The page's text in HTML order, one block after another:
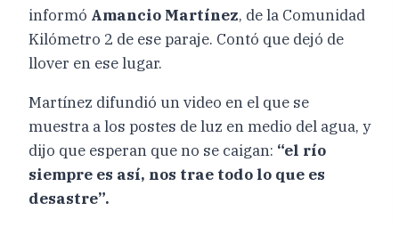
informó Amancio Martínez, de la Comunidad
Kilómetro 2 de ese paraje. Contó que dejó de
llover en ese lugar.
Martínez difundió un video en el que se
muestra a los postes de luz en medio del agua, y
dijo que esperan que no se caigan: “el río
siempre es así, nos trae todo lo que es
desastre”.